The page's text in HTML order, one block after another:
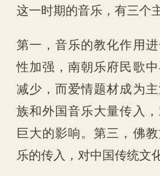
这一时期的音乐，有三个
第一，音乐的教化作用
性加强，南朝乐府民歌
减少，而爱情题材成为
族和外国音乐大量传入
巨大的影响。第三，佛
乐的传入，对中国传统文